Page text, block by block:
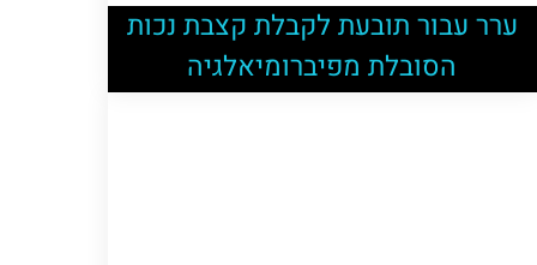
ערר עבור תובעת לקבלת קצבת נכות
הסובלת מפיברומיאלגיה